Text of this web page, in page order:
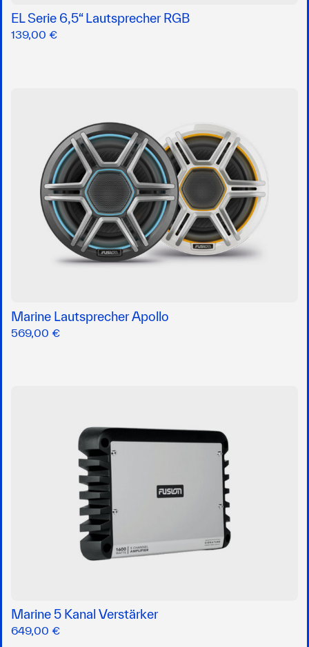
EL Serie 6,5“ Lautsprecher RGB
139,00 €
Marine Lautsprecher Apollo
569,00 €
Marine 5 Kanal Verstärker
649,00 €